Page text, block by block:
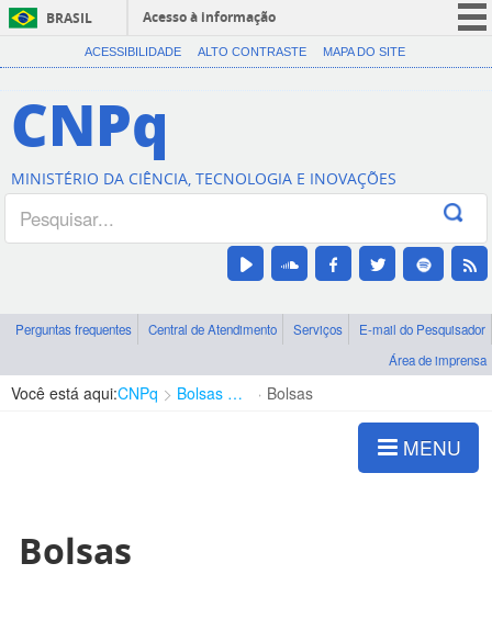
BRASIL
Acesso à informação
CORONAVÍRUS (COVID-19)
Canais
ACESSIBILIDADE ALTO CONTRASTE MAPA DO SITE
CNPq
MINISTÉRIO DA CIÊNCIA, TECNOLOGIA E INOVAÇÕES
Perguntas frequentes Central de Atendimento Serviços
E-mail do Pesquisador
Área de imprensa
Você está aqui:CNPq Bolsas e Auxílios Vigentes Bolsas
MENU
Bolsas